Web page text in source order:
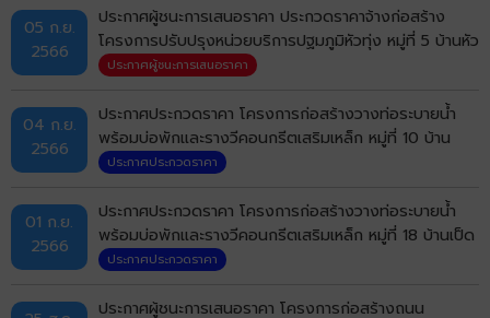
แยกทางไปบ้านกอกซอย 321) ด้วยวิธีประกวดราคา
อิเล็กทรอนิกส์ (e-bidding)
05 ก.ย.
2566
ประกาศผู้ชนะการเสนอราคา ประกวดราคาจ้างก่อสร้าง
โครงการปรับปรุงหน่วยบริการปฐมภูมิหัวทุ่ง หมู่ที่ 5 บ้านหัว
ทุ่ง ด้วยวิธีประกวดราคาอิเล็กทรอนิกส์ (e-bidding)
ประกาศผู้ชนะการเสนอราคา
04 ก.ย.
2566
ประกาศประกวดราคา โครงการก่อสร้างวางท่อระบายน้ำ
พร้อมบ่อพักและรางวีคอนกรีตเสริมเหล็ก หมู่ที่ 10 บ้าน
คำไฮ (ถนนบ้านนายธนารักษ์ บุตรแสนคมถึงถนนออกปั๊ม
ขอนแก่น ด้วยวิธีประกวดราคาอิเล็กทรอนิกส์ (e-bidding)
ประกาศประกวดราคา
01 ก.ย.
2566
ประกาศประกวดราคา โครงการก่อสร้างวางท่อระบายน้ำ
พร้อมบ่อพักและรางวีคอนกรีตเสริมเหล็ก หมู่ที่ 18 บ้านเป็ด
(จากบ้านนายภาสกร บุตรวงศ์ ถึงบ้านนายบุญหลาย แก้ว
ด้วยวิธีประกวดราคาอิเล็กทรอนิกส์ (e-bidding)
ประกาศประกวดราคา
ประกาศผู้ชนะการเสนอราคา โครงการก่อสร้างถนน